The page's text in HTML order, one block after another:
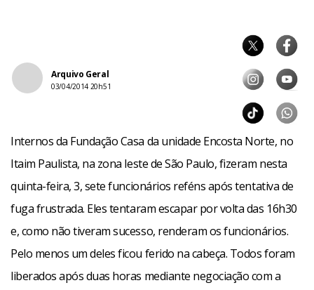
Arquivo Geral
03/04/2014 20h51
Internos da Fundação Casa da unidade Encosta Norte, no
Itaim Paulista, na zona leste de São Paulo, fizeram nesta
quinta-feira, 3, sete funcionários reféns após tentativa de
fuga frustrada. Eles tentaram escapar por volta das 16h30
e, como não tiveram sucesso, renderam os funcionários.
Pelo menos um deles ficou ferido na cabeça. Todos foram
liberados após duas horas mediante negociação com a